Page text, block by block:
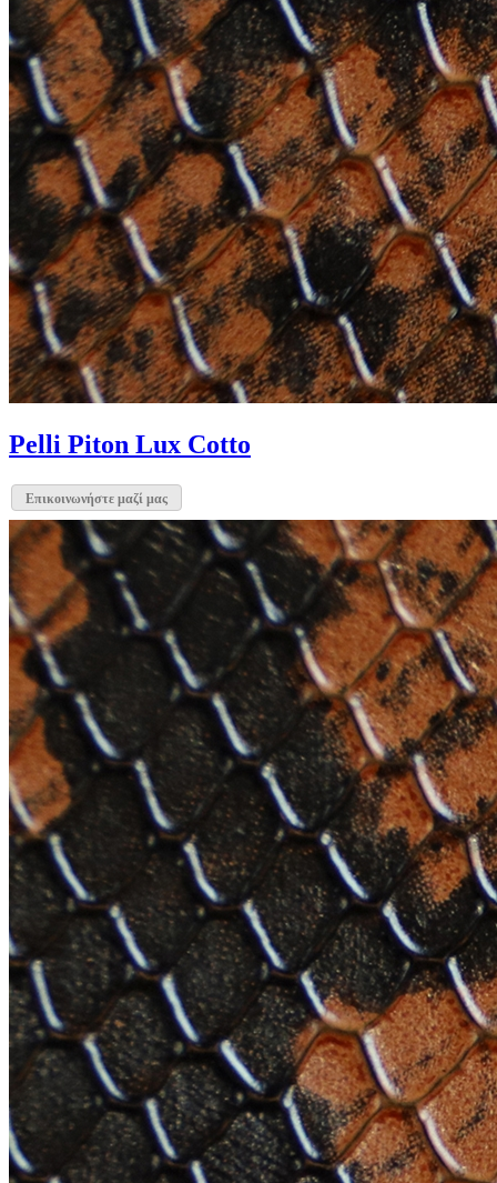
Pelli Piton Lux Cotto
Επικοινωνήστε μαζί μας